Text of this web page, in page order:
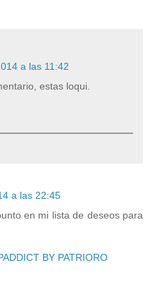
a las 11:42
estas loqui.
a las 22:45
en mi lista de deseos para
BY PATRIORO